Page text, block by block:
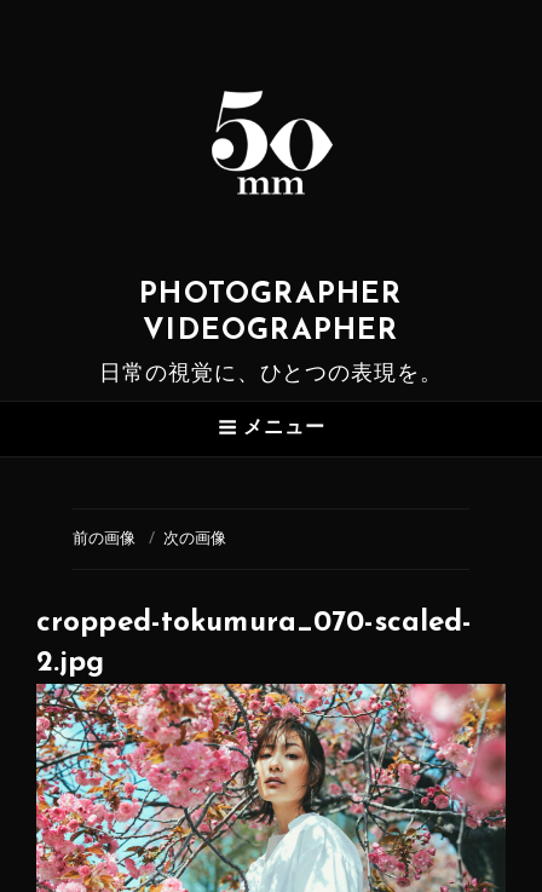
PHOTOGRAPHER
VIDEOGRAPHER
日常の視覚に、ひとつの表現を。
メニュー
前の画像 次の画像
cropped-tokumura_070-scaled-
2.jpg